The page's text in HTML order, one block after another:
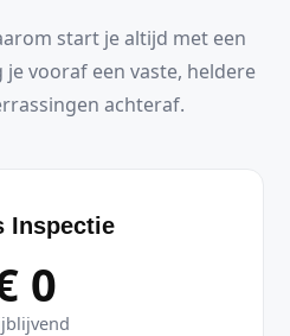
start je altijd met een
vooraf een vaste, heldere
achteraf.
Inspectie
0